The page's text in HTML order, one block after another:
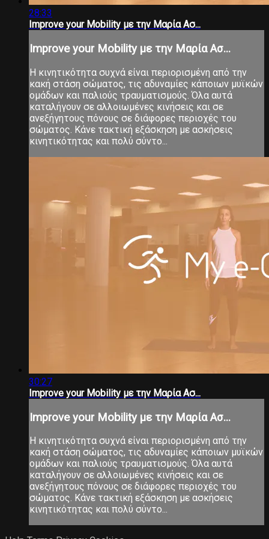
28:33
Improve your Mobility με την Μαρία Ασ...
Improve your Mobility με την Μαρία Ασ...
Η κινητικότητα συχνά είναι περιορισμένη από την
κακή στάση σώματος, τις αδυναμίες κάποιων μυϊκών
ομάδων και παλιούς τραυματισμούς. Όλα αυτά
καταλήγουν σε αλλοιωμένες κινήσεις και σε
ανεξήγητους πόνους σε διάφορες περιοχές του
σώματος. Κάνε τακτική εξάσκηση με ασκήσεις
κινητικότητας και πολύ σύντο...
30:27
Improve your Mobility με την Μαρία Ασ...
Improve your Mobility με την Μαρία Ασ...
Η κινητικότητα συχνά είναι περιορισμένη από την
κακή στάση σώματος, τις αδυναμίες κάποιων μυϊκών
ομάδων και παλιούς τραυματισμούς. Όλα αυτά
καταλήγουν σε αλλοιωμένες κινήσεις και σε
ανεξήγητους πόνους σε διάφορες περιοχές του
σώματος. Κάνε τακτική εξάσκηση με ασκήσεις
κινητικότητας και πολύ σύντο...